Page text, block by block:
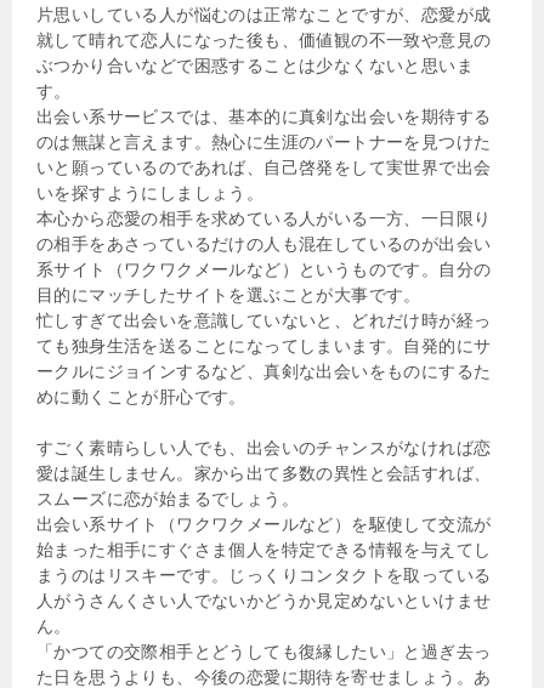
片思いしている人が悩むのは正常なことですが、恋愛が成
就して晴れて恋人になった後も、価値観の不一致や意見の
ぶつかり合いなどで困惑することは少なくないと思いま
す。
出会い系サービスでは、基本的に真剣な出会いを期待する
のは無謀と言えます。熱心に生涯のパートナーを見つけた
いと願っているのであれば、自己啓発をして実世界で出会
いを探すようにしましょう。
本心から恋愛の相手を求めている人がいる一方、一日限り
の相手をあさっているだけの人も混在しているのが出会い
系サイト（ワクワクメールなど）というものです。自分の
目的にマッチしたサイトを選ぶことが大事です。
忙しすぎて出会いを意識していないと、どれだけ時が経っ
ても独身生活を送ることになってしまいます。自発的にサ
ークルにジョインするなど、真剣な出会いをものにするた
めに動くことが肝心です。
すごく素晴らしい人でも、出会いのチャンスがなければ恋
愛は誕生しません。家から出て多数の異性と会話すれば、
スムーズに恋が始まるでしょう。
出会い系サイト（ワクワクメールなど）を駆使して交流が
始まった相手にすぐさま個人を特定できる情報を与えてし
まうのはリスキーです。じっくりコンタクトを取っている
人がうさんくさい人でないかどうか見定めないといけませ
ん。
「かつての交際相手とどうしても復縁したい」と過ぎ去っ
た日を思うよりも、今後の恋愛に期待を寄せましょう。あ